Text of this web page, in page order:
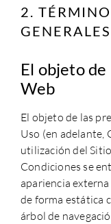
2.
El objeto de
Web
El objeto de las
Uso (en adelante,
utilización del
Condiciones se
apariencia
de forma estática
árbol de